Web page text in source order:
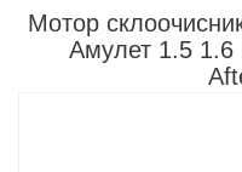
Мотор
Амулет 1.5